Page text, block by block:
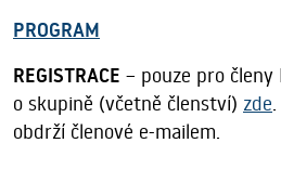
PROGRAM
REGISTRACE – pouze pro členy
o skupině (včetně členství) zde
obdrží členové e-mailem.